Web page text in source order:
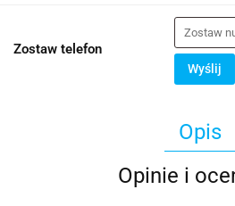
Zostaw telefon
Wyślij
Opis
Opinie i